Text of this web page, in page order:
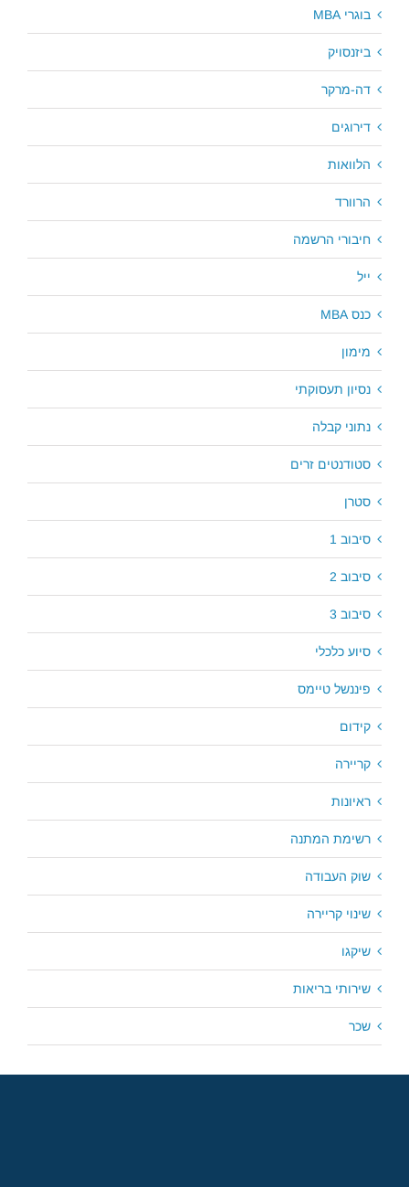
בוגרי MBA
ביזנסויק
דה-מרקר
דירוגים
הלוואות
הרוורד
חיבורי הרשמה
ייל
כנס MBA
מימון
נסיון תעסוקתי
נתוני קבלה
סטודנטים זרים
סטרן
סיבוב 1
סיבוב 2
סיבוב 3
סיוע כלכלי
פיננשל טיימס
קידום
קריירה
ראיונות
רשימת המתנה
שוק העבודה
שינוי קריירה
שיקגו
שירותי בריאות
שכר